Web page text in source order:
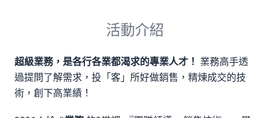
活動介紹
超級業務，是各行各業都渴求的專業人才！ 業務高手透
過提問了解需求，投「客」所好做銷售，精煉成交的技
術，創下高業績！